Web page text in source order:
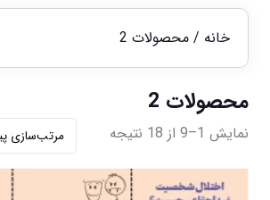
خانه / محصولات 2
محصولات 2
نمایش 1–9 از 18 نتیجه